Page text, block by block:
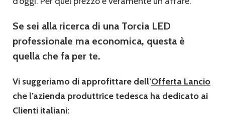
Se sei alla ricerca di una Torcia LED
professionale ma economica, questa è
quella che fa per te.
Vi suggeriamo di approfittare dell’Offerta Lancio
che l’azienda produttrice tedesca ha dedicato ai
Clienti italiani: